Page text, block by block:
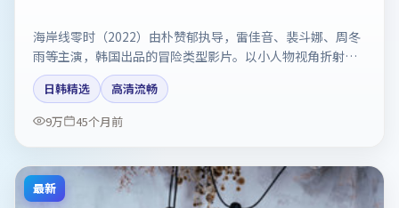
海岸线零时（2022）由朴赞郁执导，雷佳音、裴斗娜、周冬
雨等主演，韩国出品的冒险类型影片。以小人物视角折射时
代切片。剧情简介与主创信息可供检索参考，上映日期以片
方资料为准。
日韩精选
高清流畅
9万
45个月前
最新